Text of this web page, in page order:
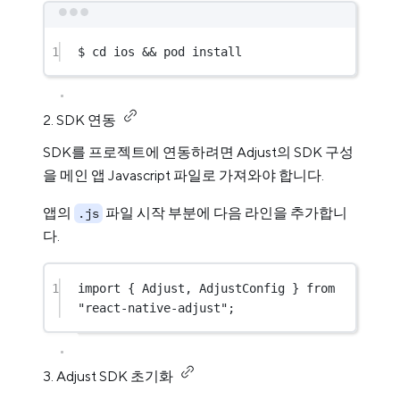
1 $ cd ios && pod install
2. SDK 연동
SDK를 프로젝트에 연동하려면 Adjust의 SDK 구성
을 메인 앱 Javascript 파일로 가져와야 합니다.
앱의 .js 파일 시작 부분에 다음 라인을 추가합니
다.
1 import { Adjust, AdjustConfig } from
"react-native-adjust" ;
3. Adjust SDK 초기화